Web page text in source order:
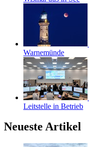
Warnemünde
Leitstelle in Betrieb
Neueste Artikel